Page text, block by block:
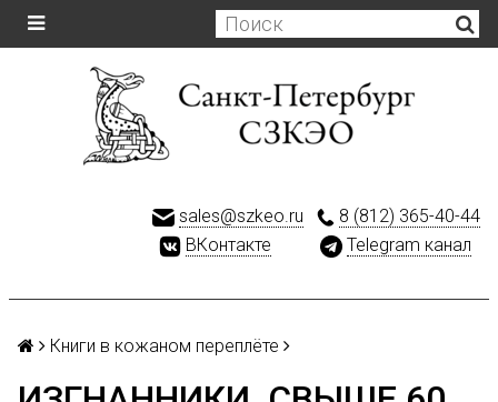
sales@szkeo.ru
8 (812) 365-40-44
ВКонтакте
Telegram канал
Книги в кожаном переплёте